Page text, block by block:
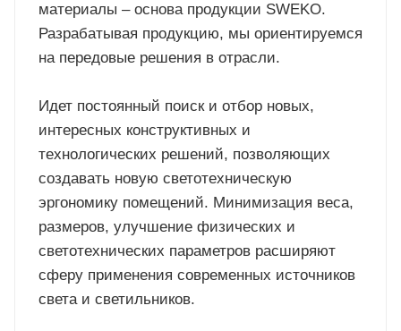
материалы – основа продукции SWEKO.
Разрабатывая продукцию, мы ориентируемся
на передовые решения в отрасли.
Идет постоянный поиск и отбор новых,
интересных конструктивных и
технологических решений, позволяющих
создавать новую светотехническую
эргономику помещений. Минимизация веса,
размеров, улучшение физических и
светотехнических параметров расширяют
сферу применения современных источников
света и светильников.